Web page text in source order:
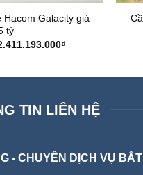
Hacom Galacity giá
tỷ
₫Giá
TIN LIÊN HỆ
- CHUYÊN DỊCH VỤ